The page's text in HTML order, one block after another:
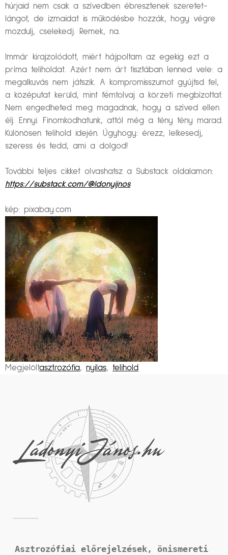
húrjaid nem csak a szívedben ébresztenek szeretet-
lángot, de izmaidat is működésbe hozzák, hogy végre
mozdulj, cselekedj. Remek, na.
Immár kirajzolódott, miért hájpoltam az egekig ezt a
príma teliholdat. Azért nem árt tisztában lenned vele: a
megalkuvás nem játszik. A kompromisszumot gyújtsd fel,
a középutat kerüld, mint fémtolvaj a körzeti megbízottat.
Nem engedheted meg magadnak, hogy a szíved ellen
élj. Ennyi. Finomkodhatunk, attól még a tény tény marad.
Különösen telihold idején. Úgyhogy: érezz, lelkesedj,
szeress és tedd, ami a dolgod!
További teljes cikket olvashatsz a Substack oldalamon:
https://substack.com/@ldonyijnos
kép: pixabay.com
Megjelöltasztrozófia, nyilas, telihold
Asztrozófiai előrejelzések, önismereti